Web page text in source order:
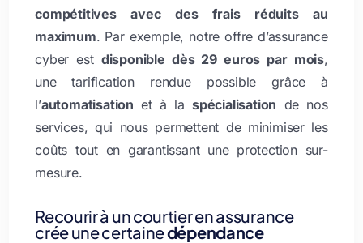
compétitives avec des frais réduits au
maximum. Par exemple, notre offre d’assurance
cyber est disponible dès 29 euros par mois,
une tarification rendue possible grâce à
l’automatisation et à laspécialisation de nos
services, qui nous permettent de minimiser les
coûts tout en garantissant une protection sur-
mesure.
Recourir à un courtier en assurance
crée une certainedépendance